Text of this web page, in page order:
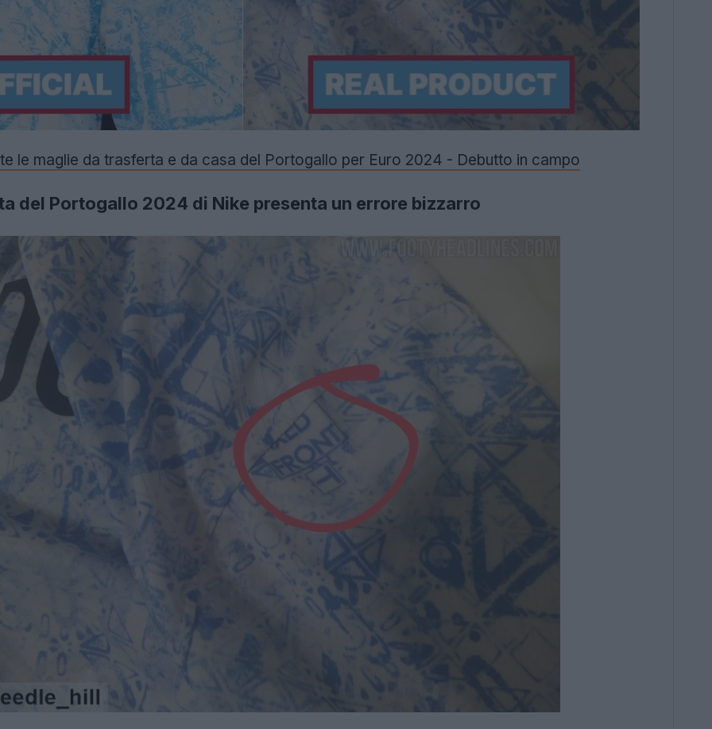
le maglie da trasferta e da casa del Portogallo per Euro 2024 - Debutto in campo
del Portogallo 2024 di Nike presenta un errore bizzarro